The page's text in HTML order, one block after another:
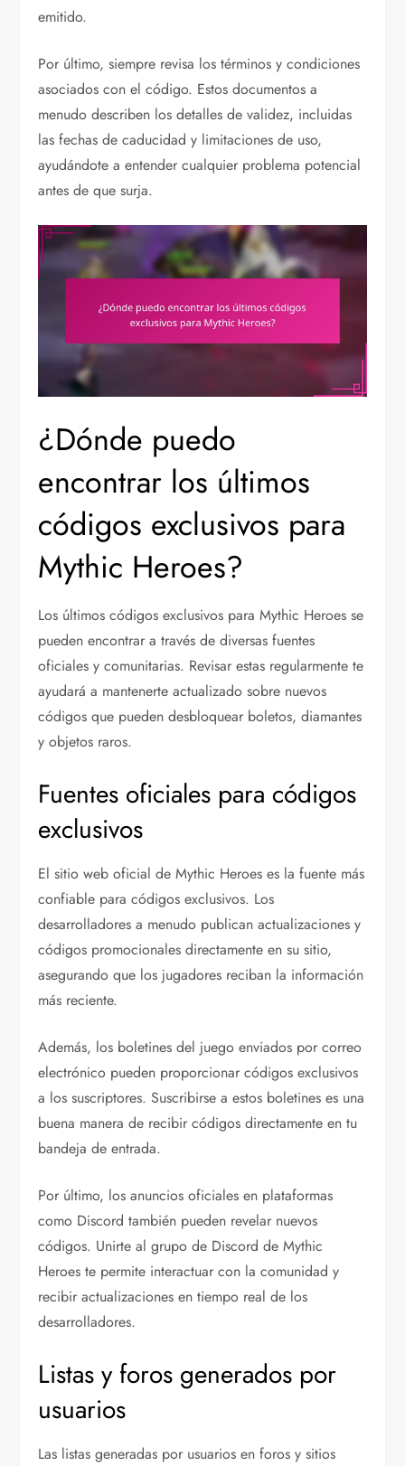
emitido.
Por último, siempre revisa los términos y condiciones
asociados con el código. Estos documentos a
menudo describen los detalles de validez, incluidas
las fechas de caducidad y limitaciones de uso,
ayudándote a entender cualquier problema potencial
antes de que surja.
¿Dónde puedo
encontrar los últimos
códigos exclusivos para
Mythic Heroes?
Los últimos códigos exclusivos para Mythic Heroes se
pueden encontrar a través de diversas fuentes
oficiales y comunitarias. Revisar estas regularmente te
ayudará a mantenerte actualizado sobre nuevos
códigos que pueden desbloquear boletos, diamantes
y objetos raros.
Fuentes oficiales para códigos
exclusivos
El sitio web oficial de Mythic Heroes es la fuente más
confiable para códigos exclusivos. Los
desarrolladores a menudo publican actualizaciones y
códigos promocionales directamente en su sitio,
asegurando que los jugadores reciban la información
más reciente.
Además, los boletines del juego enviados por correo
electrónico pueden proporcionar códigos exclusivos
a los suscriptores. Suscribirse a estos boletines es una
buena manera de recibir códigos directamente en tu
bandeja de entrada.
Por último, los anuncios oficiales en plataformas
como Discord también pueden revelar nuevos
códigos. Unirte al grupo de Discord de Mythic
Heroes te permite interactuar con la comunidad y
recibir actualizaciones en tiempo real de los
desarrolladores.
Listas y foros generados por
usuarios
Las listas generadas por usuarios en foros y sitios